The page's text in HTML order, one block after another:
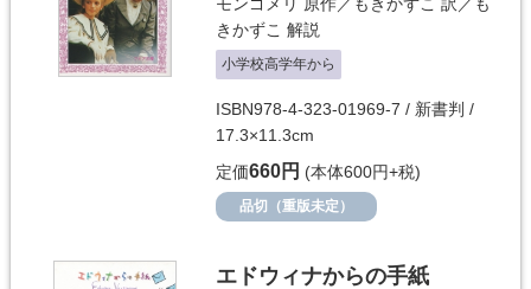
きかずこ 解説
小学校高学年から
ISBN978-4-323-01969-7 / 新書判 /
17.3×11.3cm
定価660円 (本体600円+税)
品切（重版未定）
エドウィナからの手紙